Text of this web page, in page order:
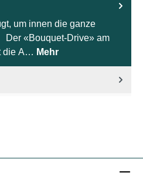
um innen die ganze
«Bouquet-Drive» am
die A… Mehr